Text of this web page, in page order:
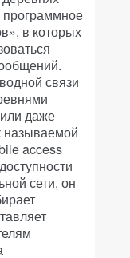
программное
в которых
связи
даже
называемой
access
сети, он